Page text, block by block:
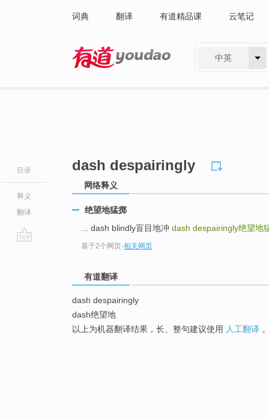
词典 翻译 有道精品课 云笔记
中英
目录
释义
翻译
dash despairingly
网络释义
绝望地猛掷
... dash blindly盲目地冲 dash despairingly绝望地
基于2个网页-相关网页
有道翻译
dash despairingly
dash绝望地
以上为机器翻译结果，长、整句建议使用 人工翻译